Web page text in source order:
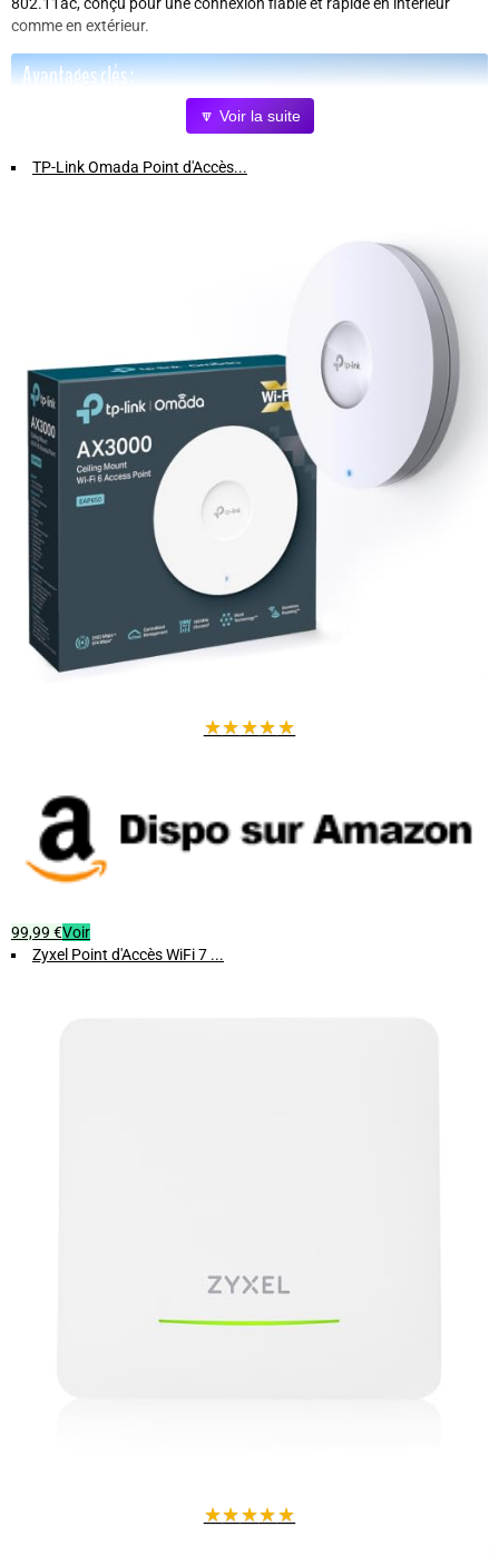
comme en extérieur.
Avantages clés :
pour une connexion rapide et moins
Fonctionnement intérieur et extérieur
discret et élégant pour une installation
Pourquoi choisir ce pont WiFi ?
Profitez d'un réseau étendu, stable et performant pour vos usages
professionnels ou personnels, même en extérieur. Ce pont WiFi TP
Link est la solution idéale pour éliminer les zones mortes et garantir
une connexion fluide sur une large portée.
🔽 Voir la suite
TP-Link Omada Point d'Accès...
★★★★★
99,99 €Voir
Zyxel Point d'Accès WiFi 7 ...
★★★★★